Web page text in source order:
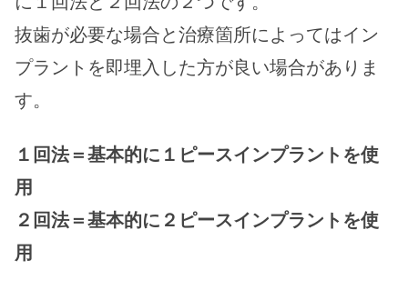
抜歯が必要な場合と治療箇所によってはイン
プラントを即埋入した方が良い場合がありま
す。
１回法＝基本的に１ピースインプラントを使
用
２回法＝基本的に２ピースインプラントを使
用